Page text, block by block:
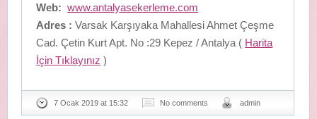
Web: www.antalyasekerleme.com
Adres : Varsak Karşıyaka Mahallesi Ahmet Çeşme
Cad. Çetin Kurt Apt. No :29 Kepez / Antalya ( Harita
İçin Tıklayınız )
7 Ocak 2019 at 15:32 No comments admin